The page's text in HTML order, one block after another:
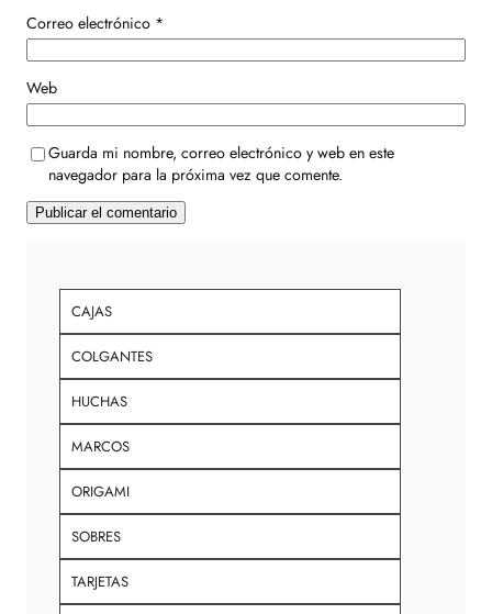
Correo electrónico *
Web
Guarda mi nombre, correo electrónico y web en este
navegador para la próxima vez que comente.
CAJAS
COLGANTES
HUCHAS
MARCOS
ORIGAMI
SOBRES
TARJETAS